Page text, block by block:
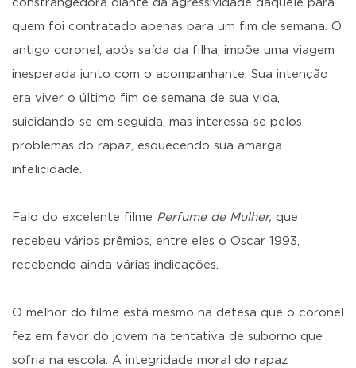
constrangedora diante da agressividade daquele para
quem foi contratado apenas para um fim de semana. O
antigo coronel, após saída da filha, impõe uma viagem
inesperada junto com o acompanhante. Sua intenção
era viver o último fim de semana de sua vida,
suicidando-se em seguida, mas interessa-se pelos
problemas do rapaz, esquecendo sua amarga
infelicidade.
Falo do excelente filme Perfume de Mulher, que
recebeu vários prêmios, entre eles o Oscar 1993,
recebendo ainda várias indicações.
O melhor do filme está mesmo na defesa que o coronel
fez em favor do jovem na tentativa de suborno que
sofria na escola. A integridade moral do rapaz